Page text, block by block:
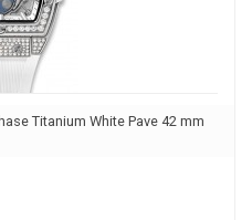
Titanium White Pave 42 mm